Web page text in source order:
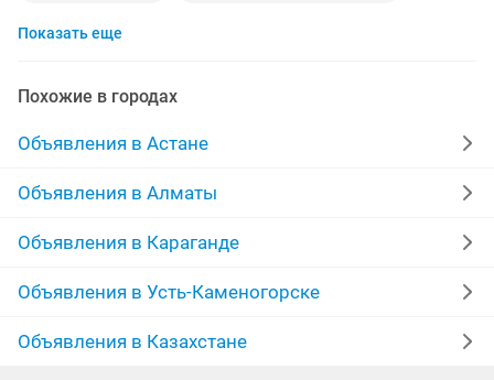
помощьник повара
помощница повара
Показать еще
Похожие в городах
Объявления в Астане
Объявления в Алматы
Объявления в Караганде
Объявления в Усть-Каменогорске
Объявления в Казахстане